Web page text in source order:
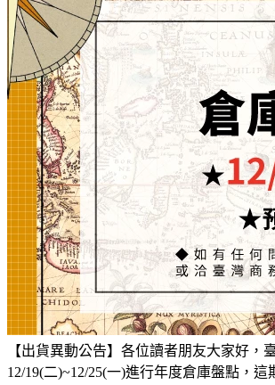
【出貨異動公告】​​各位讀者朋友大家好，
12/19(二)~12/25(一)進行年度倉庫盤點，